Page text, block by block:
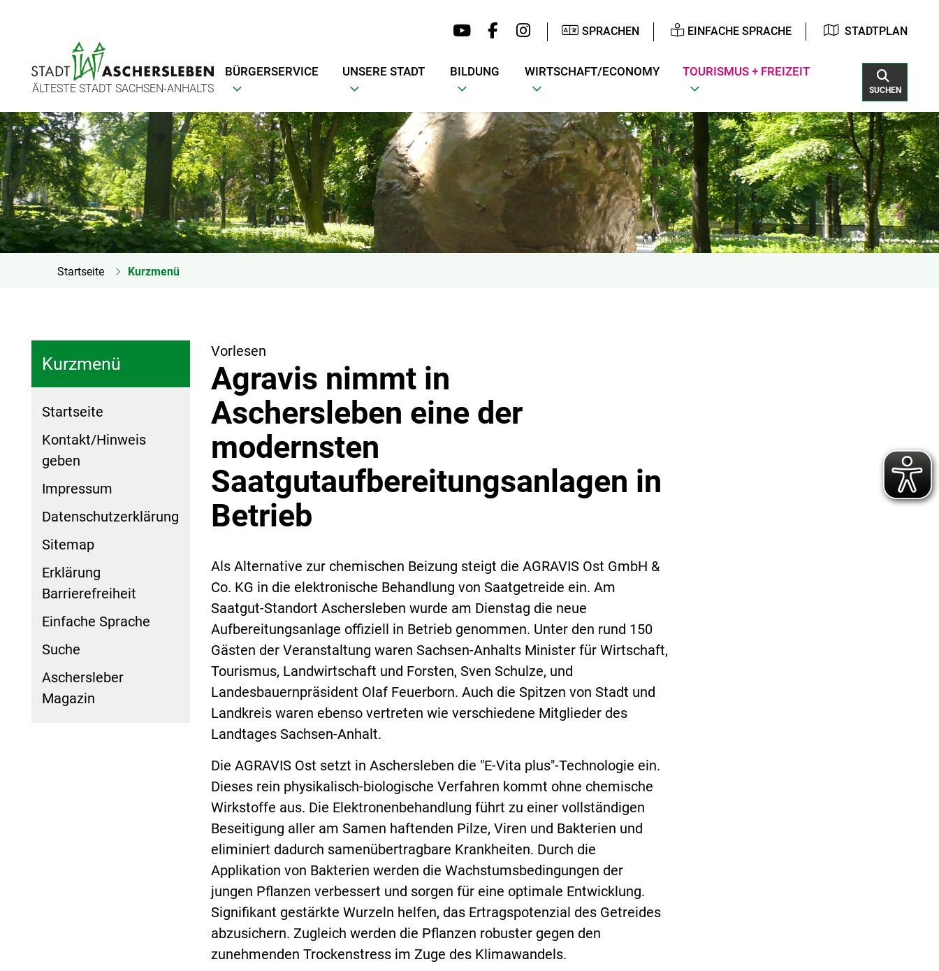
SPRACHEN EINFACHE SPRACHE STADTPLAN
ÄLTESTE STADT SACHSEN-ANHALTS
BÜRGERSERVICE UNSERE STADT BILDUNG WIRTSCHAFT/ECONOMY TOURISMUS + FREIZEIT
SUCHEN
Startseite Kurzmenü
Kurzmenü
Startseite
Kontakt/Hinweis
geben
Impressum
Datenschutzerklärung
Sitemap
Erklärung
Barrierefreiheit
Einfache Sprache
Suche
Aschersleber
Magazin
Vorlesen
Agravis nimmt in
Aschersleben eine der
modernsten
Saatgutaufbereitungsanlagen in
Betrieb
Als Alternative zur chemischen Beizung steigt die AGRAVIS Ost GmbH &
Co. KG in die elektronische Behandlung von Saatgetreide ein. Am
Saatgut-Standort Aschersleben wurde am Dienstag die neue
Aufbereitungsanlage offiziell in Betrieb genommen. Unter den rund 150
Gästen der Veranstaltung waren Sachsen-Anhalts Minister für Wirtschaft,
Tourismus, Landwirtschaft und Forsten, Sven Schulze, und
Landesbauernpräsident Olaf Feuerborn. Auch die Spitzen von Stadt und
Landkreis waren ebenso vertreten wie verschiedene Mitglieder des
Landtages Sachsen-Anhalt.
Die AGRAVIS Ost setzt in Aschersleben die "E-Vita plus"-Technologie ein.
Dieses rein physikalisch-biologische Verfahren kommt ohne chemische
Wirkstoffe aus. Die Elektronenbehandlung führt zu einer vollständigen
Beseitigung aller am Samen haftenden Pilze, Viren und Bakterien und
eliminiert dadurch samenübertragbare Krankheiten. Durch die
Applikation von Bakterien werden die Wachstumsbedingungen der
jungen Pflanzen verbessert und sorgen für eine optimale Entwicklung.
Signifikant gestärkte Wurzeln helfen, das Ertragspotenzial des Getreides
abzusichern. Zugleich werden die Pflanzen robuster gegen den
zunehmenden Trockenstress im Zuge des Klimawandels.